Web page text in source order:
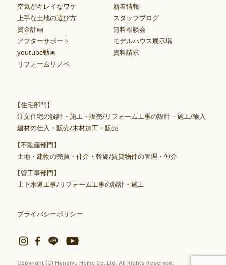
空気がキレイなワケ
上手な土地の選び方
資金計画
アフターサポート
youtube動画
リフォームリノベ
新着情報
スタッフブログ
無料相談会
モデルハウス展示場
資料請求
【住宅部門】
注文住宅の設計・施工・販売/リフォーム工事の設計・施工/輸入
建材の仕入・販売/木材加工・販売
【不動産部門】
土地・建物の売買・仲介・斡旋/賃貸物件の管理・仲介
【管工事部門】
上下水道工事/リフォーム工事の設計・施工
プライバシーポリシー
Copyright (C) Hanajyu Home Co.,Ltd. All Rights Reserved.